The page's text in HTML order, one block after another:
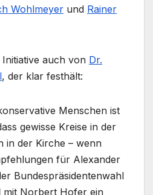
Wohlmeyer und Rainer
auch von Dr.
, der klar festhält:
Menschen ist
gewisse Kreise in der
in der Kirche – wenn
für Alexander
Bundespräsidentenwahl
mit Norbert Hofer ein